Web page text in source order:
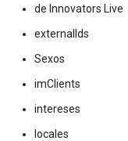
de Innovators Live
externalIds
Sexos
imClients
intereses
locales